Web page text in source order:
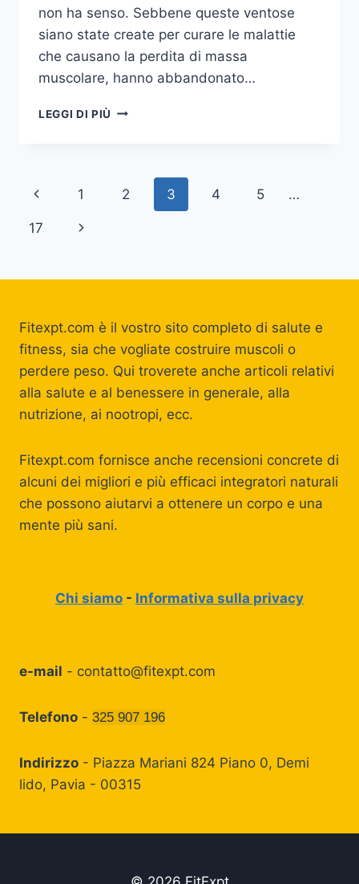
non ha senso. Sebbene queste ventose
siano state create per curare le malattie
che causano la perdita di massa
muscolare, hanno abbandonato…
LEGGI DI PIÙ
PRINCIPIANTI
Navigazione
pagina
Pagina
Precedente
1 2 3 4 5 …
17
Pagina
Fitexpt.com è il vostro sito completo di salute e
fitness, sia che vogliate costruire muscoli o
perdere peso. Qui troverete anche articoli relativi
alla salute e al benessere in generale, alla
nutrizione, ai nootropi, ecc.
Fitexpt.com fornisce anche recensioni concrete di
alcuni dei migliori e più efficaci integratori naturali
che possono aiutarvi a ottenere un corpo e una
mente più sani.
Chi siamo - Informativa sulla privacy
e-mail - contatto@fitexpt.com
Telefono - 325 907 196
Indirizzo - Piazza Mariani 824 Piano 0, Demi
lido, Pavia - 00315